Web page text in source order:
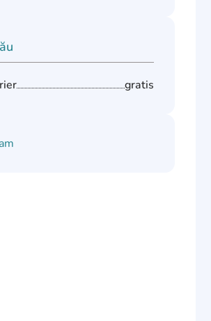
gratis